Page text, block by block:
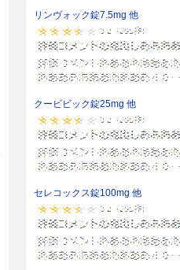
リンヴォック錠7.5mg 他
クービビック錠25mg 他
セレコックス錠100mg 他